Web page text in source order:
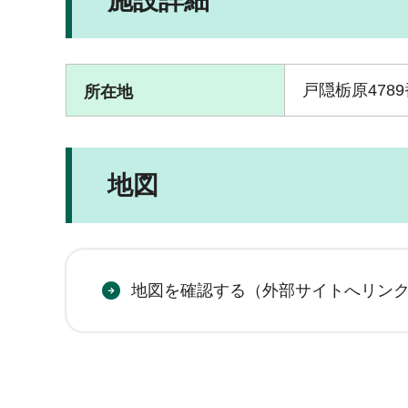
所在地 戸隠栃原
地図
地図を確認する（外部サイトへリンク